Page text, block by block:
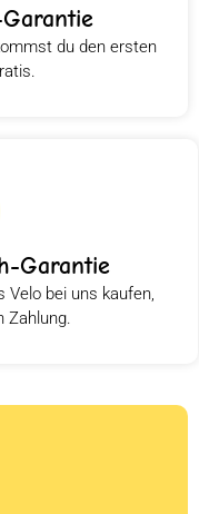
du den ersten
Garantie
Velo bei uns kaufen,
Zahlung.